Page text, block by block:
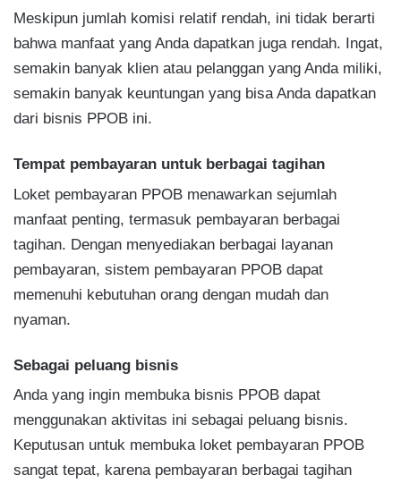
Meskipun jumlah komisi relatif rendah, ini tidak berarti
bahwa manfaat yang Anda dapatkan juga rendah. Ingat,
semakin banyak klien atau pelanggan yang Anda miliki,
semakin banyak keuntungan yang bisa Anda dapatkan
dari bisnis PPOB ini.
Tempat pembayaran untuk berbagai tagihan
Loket pembayaran PPOB menawarkan sejumlah
manfaat penting, termasuk pembayaran berbagai
tagihan. Dengan menyediakan berbagai layanan
pembayaran, sistem pembayaran PPOB dapat
memenuhi kebutuhan orang dengan mudah dan
nyaman.
Sebagai peluang bisnis
Anda yang ingin membuka bisnis PPOB dapat
menggunakan aktivitas ini sebagai peluang bisnis.
Keputusan untuk membuka loket pembayaran PPOB
sangat tepat, karena pembayaran berbagai tagihan